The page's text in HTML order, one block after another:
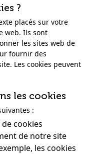
?
placés sur votre
web. Ils sont
les sites web de
fournir des
Les cookies peuvent
les cookies
:
cookies
de notre site
les cookies